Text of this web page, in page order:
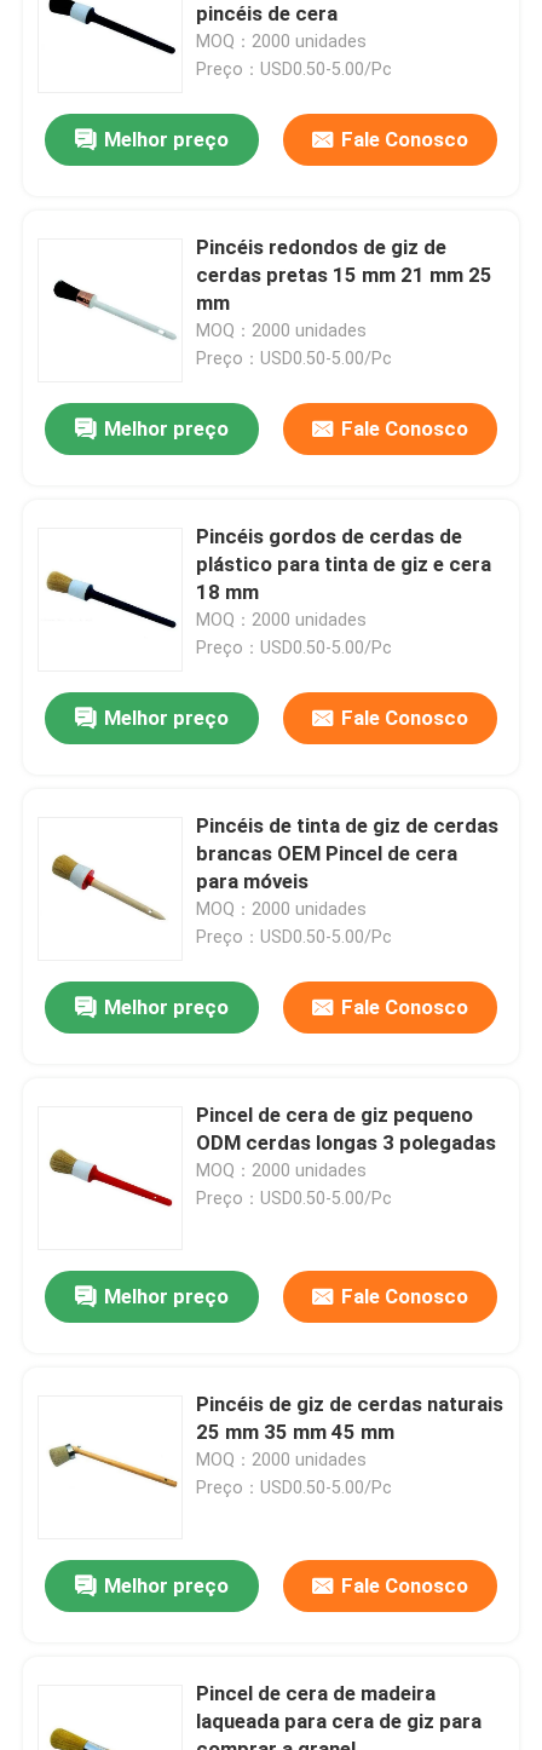
Quem Somos
Fábrica
Todos os casos
Pincel de Filamento Sintético
pincéis de cera
MOQ：2000 unidades
Preço：USD0.50-5.00/Pc
Melhor preço Fale Conosco
Pincéis redondos de giz de
cerdas pretas 15 mm 21 mm 25
mm
MOQ：2000 unidades
Preço：USD0.50-5.00/Pc
Melhor preço Fale Conosco
Pincéis gordos de cerdas de
plástico para tinta de giz e cera
18 mm
MOQ：2000 unidades
Preço：USD0.50-5.00/Pc
Melhor preço Fale Conosco
Pincéis de tinta de giz de cerdas
brancas OEM Pincel de cera
para móveis
MOQ：2000 unidades
Preço：USD0.50-5.00/Pc
Melhor preço Fale Conosco
Pincel de cera de giz pequeno
ODM cerdas longas 3 polegadas
MOQ：2000 unidades
Preço：USD0.50-5.00/Pc
Melhor preço Fale Conosco
Pincéis de giz de cerdas naturais
25 mm 35 mm 45 mm
MOQ：2000 unidades
Preço：USD0.50-5.00/Pc
Melhor preço Fale Conosco
Pincel de cera de madeira
laqueada para cera de giz para